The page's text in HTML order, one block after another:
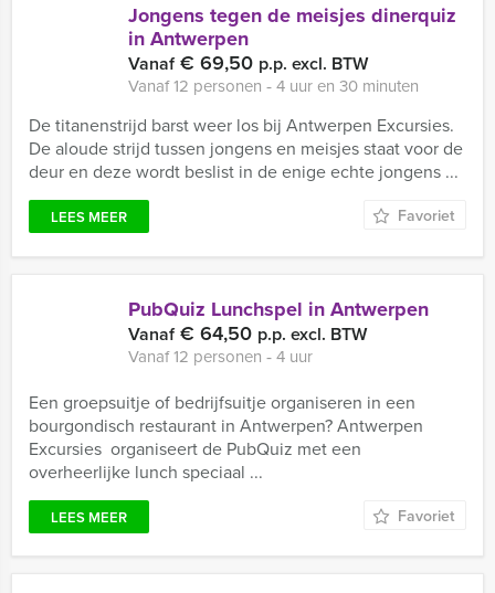
Jongens tegen de meisjes dinerquiz
in Antwerpen
Vanaf€ 69,50 p.p. excl. BTW
Vanaf 12 personen ‐ 4 uur en 30 minuten
De titanenstrijd barst weer los bij Antwerpen Excursies.
De aloude strijd tussen jongens en meisjes staat voor de
deur en deze wordt beslist in de enige echte jongens ...
LEES MEER Favoriet
PubQuiz Lunchspel in Antwerpen
Vanaf€ 64,50 p.p. excl. BTW
Vanaf 12 personen ‐ 4 uur
Een groepsuitje of bedrijfsuitje organiseren in een
bourgondisch restaurant in Antwerpen? Antwerpen
Excursies organiseert de PubQuiz met een
overheerlijke lunch speciaal ...
LEES MEER Favoriet